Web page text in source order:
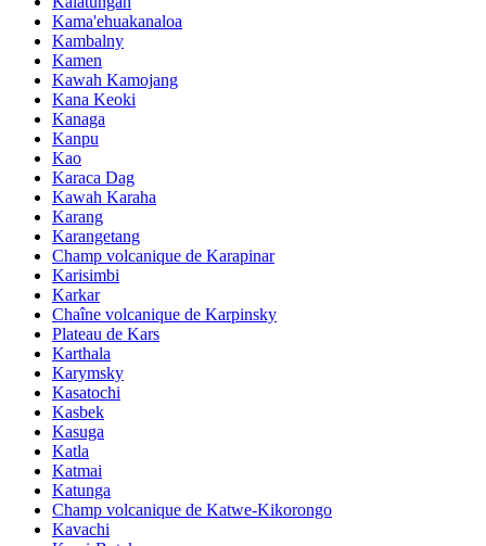
Kama'ehuakanaloa
Kambalny
Kamen
Kawah Kamojang
Kana Keoki
Kanaga
Kanpu
Kao
Karaca Dag
Kawah Karaha
Karang
Karangetang
Champ volcanique de Karapinar
Karisimbi
Karkar
Chaîne volcanique de Karpinsky
Plateau de Kars
Karthala
Karymsky
Kasatochi
Kasbek
Kasuga
Katla
Katmai
Katunga
Champ volcanique de Katwe-Kikorongo
Kavachi